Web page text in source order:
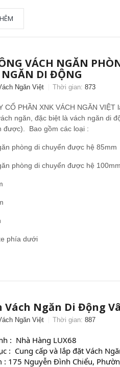
VÁCH NGĂN
NGĂN DI ĐỘNG
Ngăn Việt Thời gian: 873
CỔ PHẦN XNK VÁCH NGĂN
ngăn, đặc biệt là vách ngăn di
được). Bao gồm các loại :
phòng di chuyển được hệ 85mm
phòng di chuyển được hệ 100mm
phía dưới
Vách Ngăn Di Động
Ngăn Việt Thời gian: 887
:  Nhà Hàng LUX68
:  Cung cấp và lắp đặt Vách
: 175 Nguyễn Đình Chiểu,